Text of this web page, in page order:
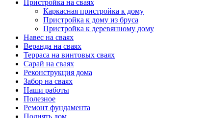
Пристройка на сваях
Каркасная пристройка к дому
Пристройка к дому из бруса
Пристройка к деревянному дому
Навес на сваях
Веранда на сваях
Терраса на винтовых сваях
Cарай на сваях
Реконструкция дома
Забор на сваях
Наши работы
Полезное
Ремонт фундамента
Поднять дом